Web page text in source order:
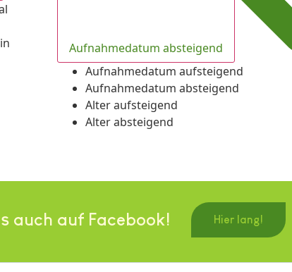
Aufnahmedatum absteigend
Aufnahmedatum aufsteigend
Aufnahmedatum absteigend
Alter aufsteigend
Alter absteigend
auch auf Facebook! Hier lang!